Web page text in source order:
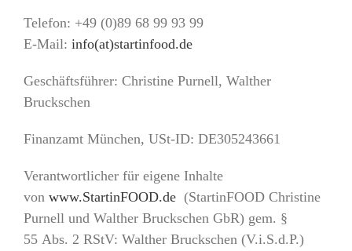
Telefon: +49 (0)89 68 99 93 99
E-Mail: info(at)startinfood.de
Geschäftsführer: Christine Purnell, Walther
Bruckschen
Finanzamt München, USt-ID: DE305243661
Verantwortlicher für eigene Inhalte
von www.StartinFOOD.de (StartinFOOD Christine
Purnell und Walther Bruckschen GbR) gem. §
55 Abs. 2 RStV: Walther Bruckschen (V.i.S.d.P.)